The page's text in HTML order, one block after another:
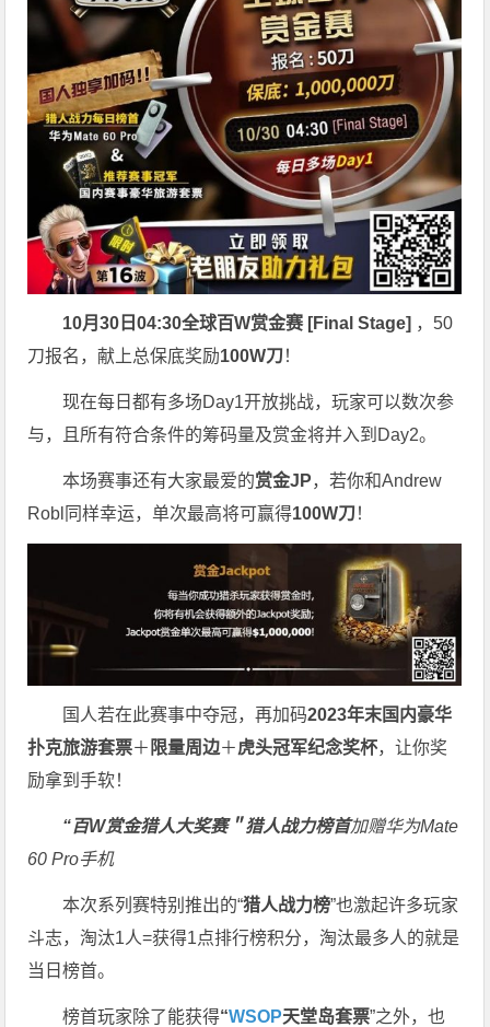
10月30日04:30全球百W赏金赛 [Final Stage] ，50
刀报名，献上总保底奖励100W刀！
现在每日都有多场Day1开放挑战，玩家可以数次参
与，且所有符合条件的筹码量及赏金将并入到Day2。
本场赛事还有大家最爱的赏金JP，若你和Andrew
Robl同样幸运，单次最高将可赢得100W刀！
国人若在此赛事中夺冠，再加码2023年末国内豪华
扑克旅游套票＋ 限量周边＋虎头冠军纪念奖杯，让你奖
励拿到手软！
“百W赏金猎人大奖赛＂猎人战力榜首加赠华为Mate
60 Pro手机
本次系列赛特别推出的“猎人战力榜”也激起许多玩家
斗志，淘汰1人=获得1点排行榜积分，淘汰最多人的就是
当日榜首。
榜首玩家除了能获得“WSOP天堂岛套票”之外，也